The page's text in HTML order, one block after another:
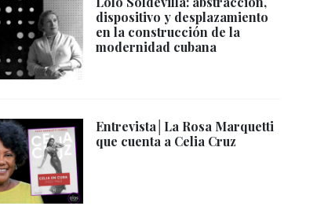
dispositivo y desplazamiento
en la construcción de la
modernidad cubana
Entrevista│La Rosa Marquetti
que cuenta a Celia Cruz